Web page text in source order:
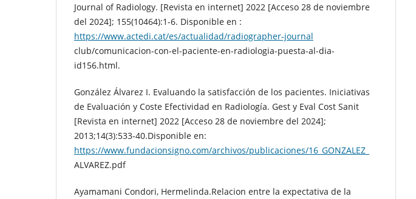
Journal of Radiology. [Revista en internet] 2022 [Acceso 28 de noviembre
del 2024]; 155(10464):1-6. Disponible en :
https://www.actedi.cat/es/actualidad/radiographer-journal
club/comunicacion-con-el-paciente-en-radiologia-puesta-al-dia-
id156.html.
González Álvarez I. Evaluando la satisfacción de los pacientes. Iniciativas
de Evaluación y Coste Efectividad en Radiología. Gest y Eval Cost Sanit
[Revista en internet] 2022 [Acceso 28 de noviembre del 2024];
2013;14(3):533-40.Disponible en:
https://www.fundacionsigno.com/archivos/publicaciones/16_GONZALEZ_
ALVAREZ.pdf
Ayamamani Condori, Hermelinda.Relacion entre la expectativa de la